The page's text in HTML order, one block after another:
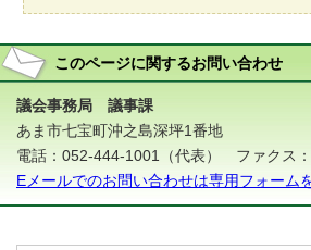
このページに関するお問い合わせ
議会事務局 議事課
あま市七宝町沖之島深坪1番地
電話：052-444-1001（代表） ファクス
Eメールでのお問い合わせは専用フォーム